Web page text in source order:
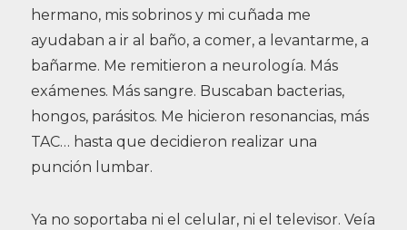
hermano, mis sobrinos y mi cuñada me
ayudaban a ir al baño, a comer, a levantarme, a
bañarme. Me remitieron a neurología. Más
exámenes. Más sangre. Buscaban bacterias,
hongos, parásitos. Me hicieron resonancias, más
TAC… hasta que decidieron realizar una
punción lumbar.
Ya no soportaba ni el celular, ni el televisor. Veía